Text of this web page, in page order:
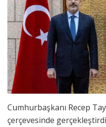
Cumhurbaşkanı Recep
çerçevesinde